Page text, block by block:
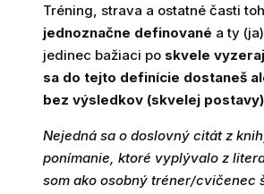
Tréning, strava a ostatné časti
jednoznačne definované a ty
jedinec bažiaci po skvele
sa do tejto definície dostaneš
bez výsledkov (skvelej
Nejedná sa o doslovný citát z
ponímanie, ktoré vyplývalo z
som ako osobný tréner/cvičenec